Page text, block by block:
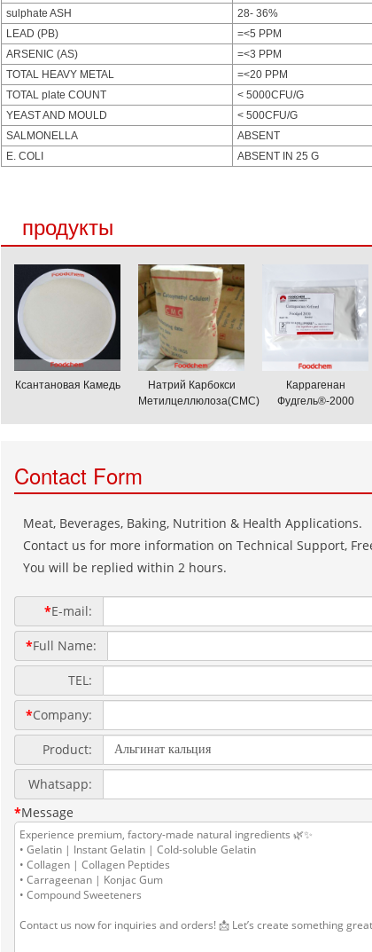
sulphate ASH
28- 36%
LEAD (PB)
=<5 PPM
ARSENIC (AS)
=<3 PPM
TOTAL HEAVY METAL
=<20 PPM
TOTAL plate COUNT
< 5000CFU/G
YEAST AND MOULD
< 500CFU/G
SALMONELLA
ABSENT
E. COLI
ABSENT IN 25 G
продукты
Ксантановая Камедь
Натрий Карбокси
Метилцеллюлоза(CMC)
Каррагенан
Фудгель®-2000